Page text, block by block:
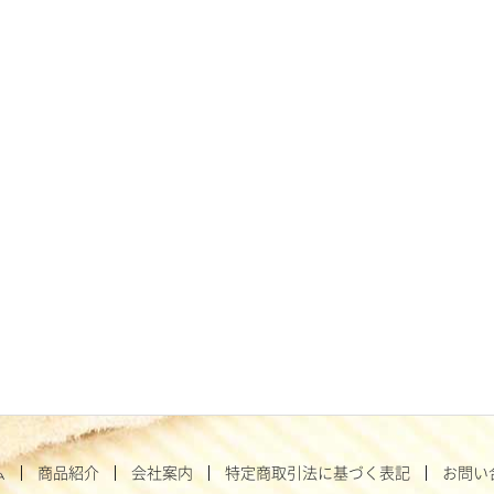
商品紹介 会社案内 特定商取引法に基づく表記 お問い